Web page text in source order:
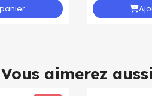
Vous aimerez